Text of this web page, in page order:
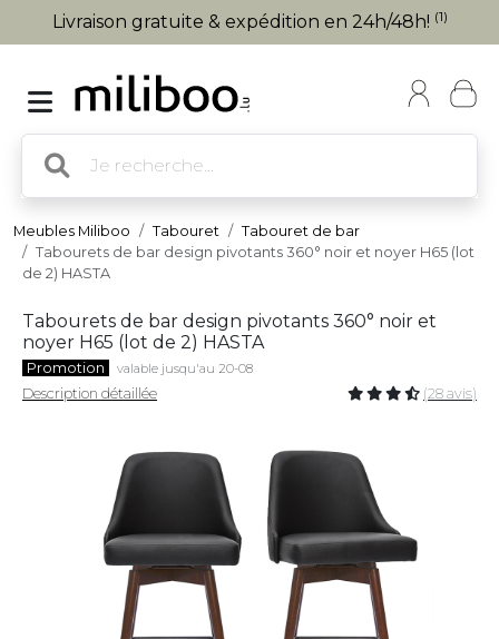
Livraison gratuite & expédition en 24h/48h! (1)
Meubles Miliboo Tabouret
Tabouret de bar
Tabourets de bar design pivotants 360° noir et noyer H65 (lot
de 2) HASTA
Tabourets de bar design pivotants 360° noir et
noyer H65 (lot de 2) HASTA
Promotion valable jusqu'au 20-08
Description détaillée (28 avis)